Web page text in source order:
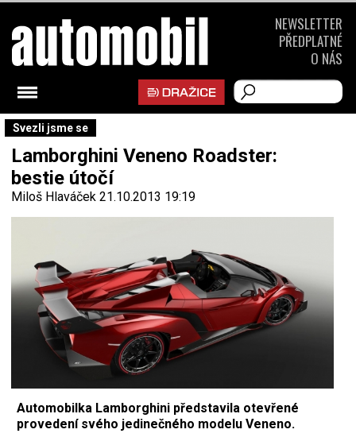
Svezli jsme se
Lamborghini Veneno Roadster:
bestie útočí
Miloš Hlaváček 21.10.2013 19:19
Automobilka Lamborghini představila otevřené
provedení svého jedinečného modelu Veneno.
NEWSLETTER
PŘEDPLATNÉ
O NÁS